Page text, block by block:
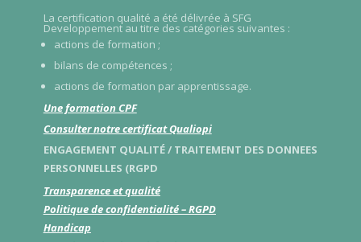
La certification qualité a été délivrée à SFG
Developpement au titre des catégories suivantes :
actions de formation ;
bilans de compétences ;
actions de formation par apprentissage.
Une formation CPF
Consulter notre certificat Qualiopi
ENGAGEMENT QUALITÉ / TRAITEMENT DES DONNEES
PERSONNELLES (RGPD
Transparence et qualité
Politique de confidentialité – RGPD
Handicap